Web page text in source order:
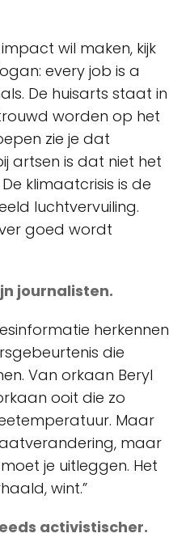
wil maken, kijk
every job is a
De huisarts staat in
worden op het
zie je dat
artsen is dat niet het
klimaatcrisis is de
luchtvervuiling.
goed wordt
journalisten.
herkennen
die
Van orkaan Beryl
ooit die zo
Maar
maar
je uitleggen. Het
wint.”
activistischer.